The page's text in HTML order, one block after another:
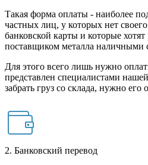
Такая форма оплаты - наиболее
частных лиц, у которых нет
банковской карты и которые хотят
поставщиком металла наличными
Для этого всего лишь нужно
представлен специалистами
забрать груз со склада, нужно его
2. Банковский перевод